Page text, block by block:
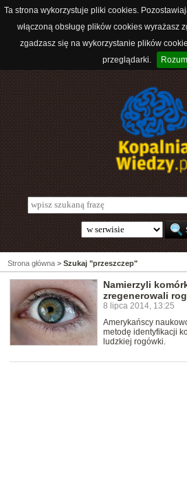
Ta strona wykorzystuje pliki cookies.
włączoną obsługę plików cookies wyrażasz
zgadzasz się na wykorzystanie plików
przeglądarki.
Strona główna > Szukaj "przeszczep"
Namierzyli
zregenerowali
8 lipca 2014, 13:25
Amerykańscy
metodę identyfikacji
ludzkiej rogówki.